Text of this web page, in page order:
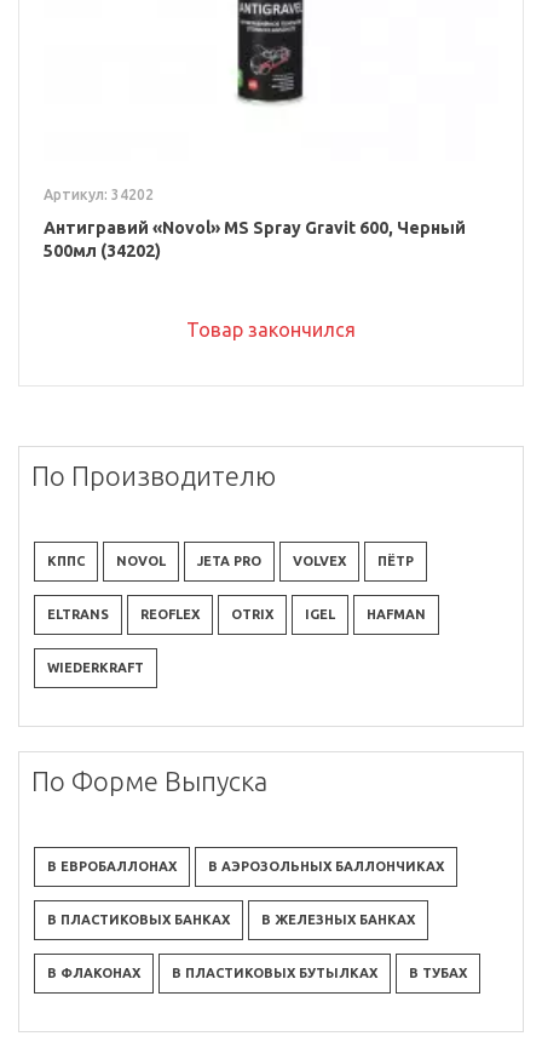
Артикул: 34202
Антигравий «Novol» MS Spray Gravit 600, Черный
500мл (34202)
Товар закончился
По Производителю
КППС NOVOL JETA PRO VOLVEX ПЁТР
ELTRANS REOFLEX OTRIX IGEL HAFMAN
WIEDERKRAFT
По Форме Выпуска
В ЕВРОБАЛЛОНАХ В АЭРОЗОЛЬНЫХ БАЛЛОНЧИКАХ
В ПЛАСТИКОВЫХ БАНКАХ В ЖЕЛЕЗНЫХ БАНКАХ
В ФЛАКОНАХ В ПЛАСТИКОВЫХ БУТЫЛКАХ В ТУБАХ